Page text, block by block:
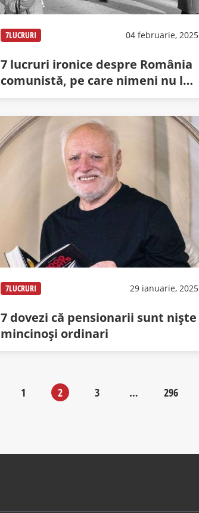
7LUCRURI 04 februarie, 2025
7 lucruri ironice despre România
comunistă, pe care nimeni nu le
crede
7LUCRURI 29 ianuarie, 2025
7 dovezi că pensionarii sunt niște
mincinoși ordinari
1 2 3 … 296